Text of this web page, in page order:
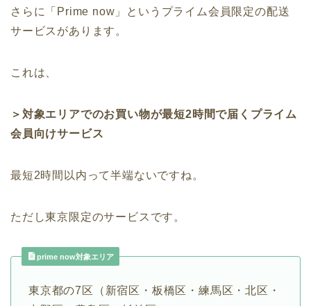
さらに「Prime now」というプライム会員限定の配送
サービスがあります。
これは、
＞対象エリアでのお買い物が最短2時間で届くプライム
会員向けサービス
最短2時間以内って半端ないですね。
ただし東京限定のサービスです。
prime now対象エリア
東京都の7区（新宿区・板橋区・練馬区・北区・